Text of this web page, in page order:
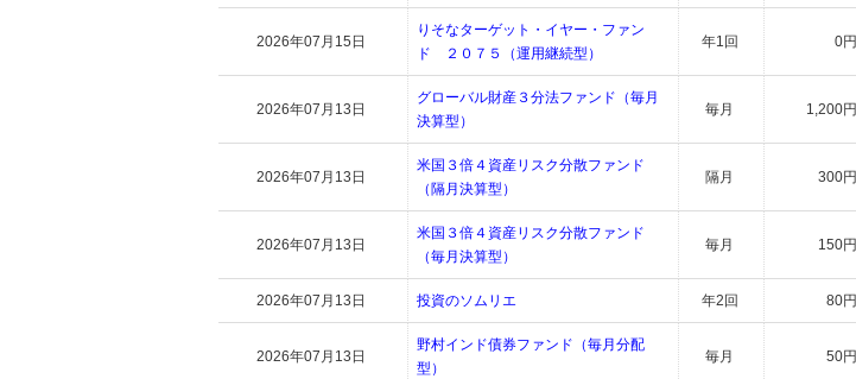
2026年07月15日
りそなターゲット・イヤー・ファン
ド ２０７５（運用継続型）
年1回 0円
2026年07月13日
グローバル財産３分法ファンド（毎月
決算型）
毎月 1,200円
2026年07月13日
米国３倍４資産リスク分散ファンド
（隔月決算型）
隔月 300円
2026年07月13日
米国３倍４資産リスク分散ファンド
（毎月決算型）
毎月 150円
2026年07月13日 投資のソムリエ 年2回 80円
2026年07月13日
野村インド債券ファンド（毎月分配
型）
毎月 50円